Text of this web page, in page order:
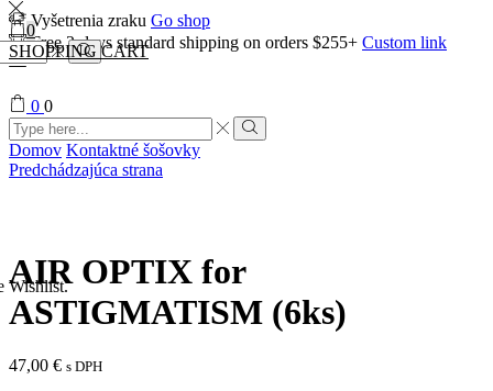
Vyšetrenia zraku Go shop
Free 2-days standard shipping on orders $255+ Custom link
Search
Wishlist.
0 0
0
SHOPPING CART
Search
input
Search
Domov Kontaktné šošovky
Predchádzajúca strana
AIR OPTIX for
ASTIGMATISM (6ks)
47,00 € s DPH